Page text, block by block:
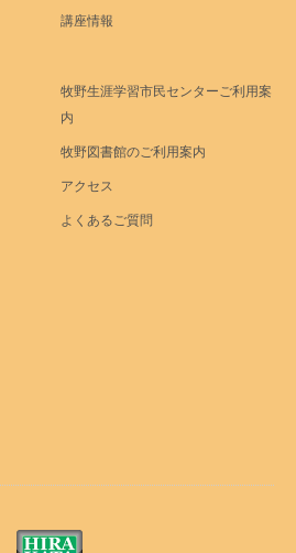
講座情報
牧野生涯学習市民センターご利用案
内
牧野図書館のご利用案内
アクセス
よくあるご質問